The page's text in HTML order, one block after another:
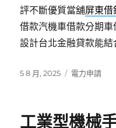
評不斷優質當舖屏東借
借款汽機車借款分期車
設計台北金融貸款能結
發
5 8 月, 2025
分
電力申請
工業型機械